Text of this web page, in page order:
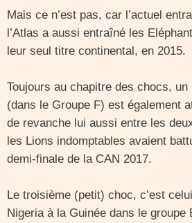
Mais ce n’est pas, car l’actuel
l’Atlas a aussi entraîné les
leur seul titre continental, en 2015.
Toujours au chapitre des chocs, un
(dans le Groupe F) est également
de revanche lui aussi entre les
les Lions indomptables avaient
demi-finale de la CAN 2017.
Le troisième (petit) choc, c’est
Nigeria à la Guinée dans le groupe